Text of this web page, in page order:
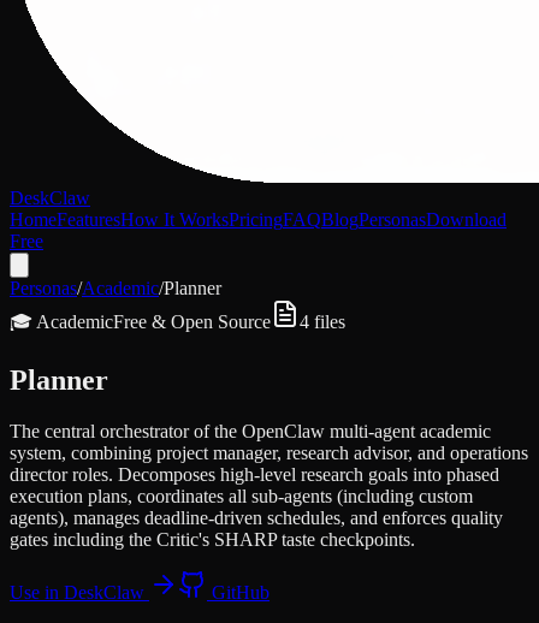
DeskClaw
HomeFeaturesHow It WorksPricingFAQBlogPersonasDownload
Free
Personas/Academic/Planner
🎓 AcademicFree & Open Source 4 files
Planner
The central orchestrator of the OpenClaw multi-agent academic
system, combining project manager, research advisor, and operations
director roles. Decomposes high-level research goals into phased
execution plans, coordinates all sub-agents (including custom
agents), manages deadline-driven schedules, and enforces quality
gates including the Critic's SHARP taste checkpoints.
Use in DeskClaw GitHub